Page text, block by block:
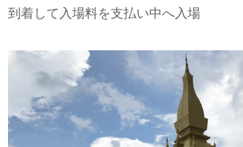
到着して入場料を支払い中へ入場